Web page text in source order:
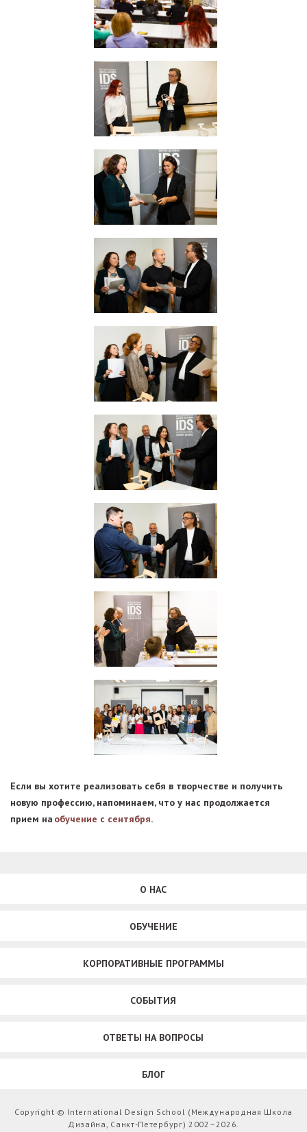
Если вы хотите реализовать себя в творчестве и получить
новую профессию, напоминаем, что у нас продолжается
прием на обучение с сентября.
О НАС
ОБУЧЕНИЕ
КОРПОРАТИВНЫЕ ПРОГРАММЫ
СОБЫТИЯ
ОТВЕТЫ НА ВОПРОСЫ
БЛОГ
Copyright © International Design School (Международная Школа
Дизайна, Санкт-Петербург) 2002–2026.